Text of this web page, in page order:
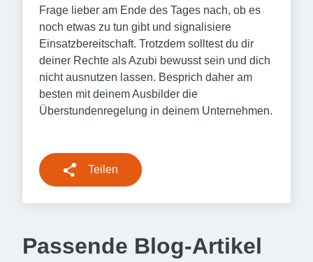
Frage lieber am Ende des Tages nach, ob es
noch etwas zu tun gibt und signalisiere
Einsatzbereitschaft. Trotzdem solltest du dir
deiner Rechte als Azubi bewusst sein und dich
nicht ausnutzen lassen. Besprich daher am
besten mit deinem Ausbilder die
Überstundenregelung in deinem Unternehmen.
Teilen
Passende Blog-Artikel